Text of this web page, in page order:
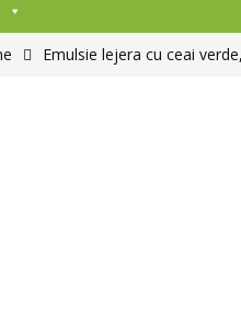
Emulsie lejera cu ceai